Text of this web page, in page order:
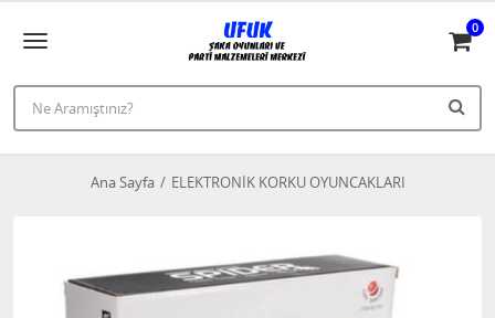
0
Ana Sayfa ELEKTRONİK KORKU OYUNCAKLARI